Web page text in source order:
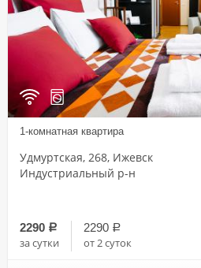
1-комнатная квартира
Удмуртская, 268, Ижевск
Индустриальный р-н
2290 a
за сутки
2290 a
от 2 суток